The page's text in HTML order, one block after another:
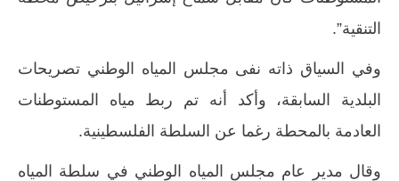
التنقية”.
وفي السياق ذاته نفى مجلس المياه الوطني تصريحات
البلدية السابقة، وأكد أنه تم ربط مياه المستوطنات
العادمة بالمحطة رغما عن السلطة الفلسطينية.
وقال مدير عام مجلس المياه الوطني في سلطة المياه